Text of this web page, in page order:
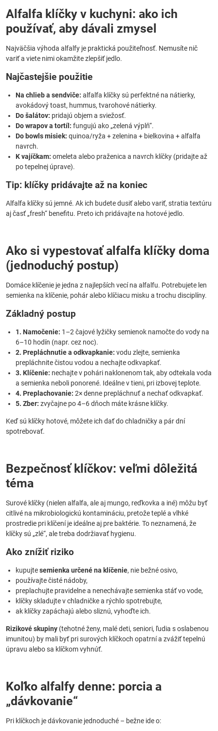
Alfalfa klíčky v kuchyni: ako ich
používať, aby dávali zmysel
Najväčšia výhoda alfalfy je praktická použiteľnosť. Nemusíte nič
variť a viete nimi okamžite zlepšiť jedlo.
Najčastejšie použitie
Na chlieb a sendviče: alfalfa klíčky sú perfektné na nátierky,
avokádový toast, hummus, tvarohové nátierky.
Do šalátov: pridajú objem a sviežosť.
Do wrapov a tortíl: fungujú ako „zelená výplň“.
Do bowls misiek: quinoa/ryža + zelenina + bielkovina + alfalfa
navrch.
K vajíčkam: omeleta alebo praženica a navrch klíčky (pridajte až
po tepelnej úprave).
Tip: klíčky pridávajte až na koniec
Alfalfa klíčky sú jemné. Ak ich budete dusiť alebo variť, stratia textúru
aj časť „fresh“ benefitu. Preto ich pridávajte na hotové jedlo.
Ako si vypestovať alfalfa klíčky doma
(jednoduchý postup)
Domáce klíčenie je jedna z najlepších vecí na alfalfu. Potrebujete len
semienka na klíčenie, pohár alebo klíčiacu misku a trochu disciplíny.
Základný postup
1. Namočenie: 1–2 čajové lyžičky semienok namočte do vody na
6–10 hodín (napr. cez noc).
2. Prepláchnutie a odkvapkanie: vodu zlejte, semienka
prepláchnite čistou vodou a nechajte odkvapkať.
3. Klíčenie: nechajte v pohári naklonenom tak, aby odtekala voda
a semienka neboli ponorené. Ideálne v tieni, pri izbovej teplote.
4. Preplachovanie: 2× denne prepláchnuť a nechať odkvapkať.
5. Zber: zvyčajne po 4–6 dňoch máte krásne klíčky.
Keď sú klíčky hotové, môžete ich dať do chladničky a pár dní
spotrebovať.
Bezpečnosť klíčkov: veľmi dôležitá
téma
Surové klíčky (nielen alfalfa, ale aj mungo, reďkovka a iné) môžu byť
citlivé na mikrobiologickú kontamináciu, pretože teplé a vlhké
prostredie pri klíčení je ideálne aj pre baktérie. To neznamená, že
klíčky sú „zlé“, ale treba dodržiavať hygienu.
Ako znížiť riziko
kupujtesemienka určené na klíčenie, nie bežné osivo,
používajte čisté nádoby,
preplachujte pravidelne a nenechávajte semienka stáť vo vode,
klíčky skladujte v chladničke a rýchlo spotrebujte,
ak klíčky zapáchajú alebo sliznú, vyhoďte ich.
Rizikové skupiny (tehotné ženy, malé deti, seniori, ľudia s oslabenou
imunitou) by mali byť pri surových klíčkoch opatrní a zvážiť tepelnú
úpravu alebo sa klíčkom vyhnúť.
Koľko alfalfy denne: porcia a
„dávkovanie“
Pri klíčkoch je dávkovanie jednoduché – bežne ide o: